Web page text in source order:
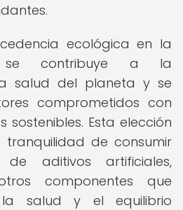
ecológica en la
se contribuye a la
salud del planeta y se
comprometidos con
Esta elección
de consumir
aditivos artificiales,
componentes que
salud y el equilibrio